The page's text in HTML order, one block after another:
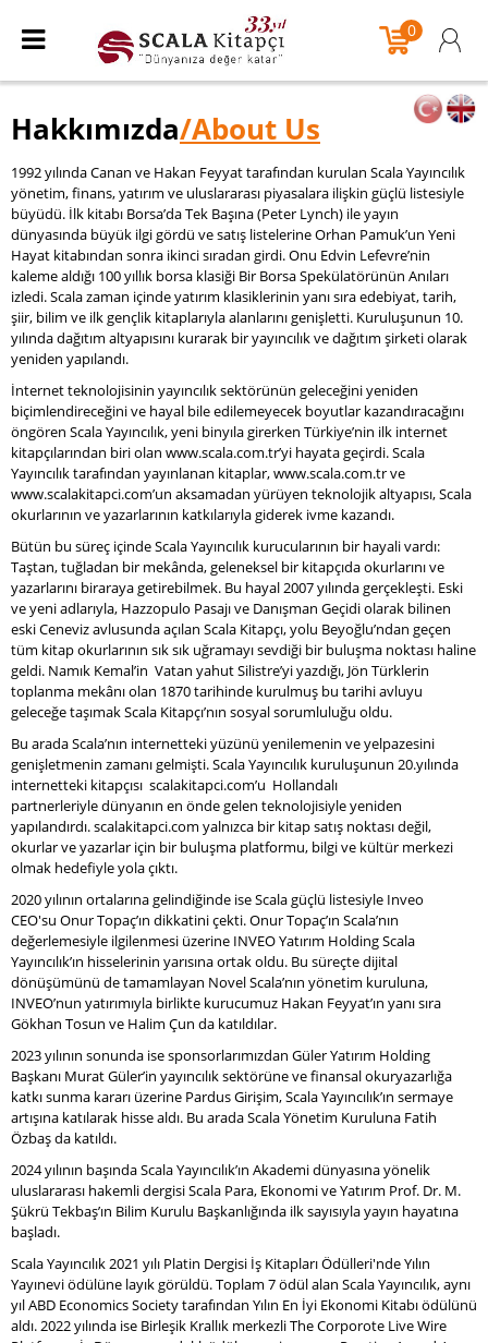
0
Hakkımızda/About Us
1992 yılında Canan ve Hakan Feyyat tarafından kurulan Scala Yayıncılık
yönetim, finans, yatırım ve uluslararası piyasalara ilişkin güçlü listesiyle
büyüdü. İlk kitabı Borsa’da Tek Başına (Peter Lynch) ile yayın
dünyasında büyük ilgi gördü ve satış listelerine Orhan Pamuk’un Yeni
Hayat kitabından sonra ikinci sıradan girdi. Onu Edvin Lefevre’nin
kaleme aldığı 100 yıllık borsa klasiği Bir Borsa Spekülatörünün Anıları
izledi. Scala zaman içinde yatırım klasiklerinin yanı sıra edebiyat, tarih,
şiir, bilim ve ilk gençlik kitaplarıyla alanlarını genişletti. Kuruluşunun 10.
yılında dağıtım altyapısını kurarak bir yayıncılık ve dağıtım şirketi olarak
yeniden yapılandı.
İnternet teknolojisinin yayıncılık sektörünün geleceğini yeniden
biçimlendireceğini ve hayal bile edilemeyecek boyutlar kazandıracağını
öngören Scala Yayıncılık, yeni binyıla girerken Türkiye’nin ilk internet
kitapçılarından biri olan www.scala.com.tr’yi hayata geçirdi. Scala
Yayıncılık tarafından yayınlanan kitaplar, www.scala.com.tr ve
www.scalakitapci.com’un aksamadan yürüyen teknolojik altyapısı, Scala
okurlarının ve yazarlarının katkılarıyla giderek ivme kazandı.
Bütün bu süreç içinde Scala Yayıncılık kurucularının bir hayali vardı:
Taştan, tuğladan bir mekânda, geleneksel bir kitapçıda okurlarını ve
yazarlarını biraraya getirebilmek. Bu hayal 2007 yılında gerçekleşti. Eski
ve yeni adlarıyla, Hazzopulo Pasajı ve Danışman Geçidi olarak bilinen
eski Ceneviz avlusunda açılan Scala Kitapçı, yolu Beyoğlu’ndan geçen
tüm kitap okurlarının sık sık uğramayı sevdiği bir buluşma noktası haline
geldi. Namık Kemal’in Vatan yahut Silistre’yi yazdığı, Jön Türklerin
toplanma mekânı olan 1870 tarihinde kurulmuş bu tarihi avluyu
geleceğe taşımak Scala Kitapçı’nın sosyal sorumluluğu oldu.
Bu arada Scala’nın internetteki yüzünü yenilemenin ve yelpazesini
genişletmenin zamanı gelmişti. Scala Yayıncılık kuruluşunun 20.yılında
internetteki kitapçısı scalakitapci.com’u Hollandalı
partnerleriyle dünyanın en önde gelen teknolojisiyle yeniden
yapılandırdı. scalakitapci.com yalnızca bir kitap satış noktası değil,
okurlar ve yazarlar için bir buluşma platformu, bilgi ve kültür merkezi
olmak hedefiyle yola çıktı.
2020 yılının ortalarına gelindiğinde ise Scala güçlü listesiyle Inveo
CEO'su Onur Topaç’ın dikkatini çekti. Onur Topaç’ın Scala’nın
değerlemesiyle ilgilenmesi üzerine INVEO Yatırım Holding Scala
Yayıncılık’ın hisselerinin yarısına ortak oldu. Bu süreçte dijital
dönüşümünü de tamamlayan Novel Scala’nın yönetim kuruluna,
INVEO’nun yatırımıyla birlikte kurucumuz Hakan Feyyat’ın yanı sıra
Gökhan Tosun ve Halim Çun da katıldılar.
2023 yılının sonunda ise sponsorlarımızdan Güler Yatırım Holding
Başkanı Murat Güler’in yayıncılık sektörüne ve finansal okuryazarlığa
katkı sunma kararı üzerine Pardus Girişim, Scala Yayıncılık’ın sermaye
artışına katılarak hisse aldı. Bu arada Scala Yönetim Kuruluna Fatih
Özbaş da katıldı.
2024 yılının başında Scala Yayıncılık’ın Akademi dünyasına yönelik
uluslararası hakemli dergisi Scala Para, Ekonomi ve Yatırım Prof. Dr. M.
Şükrü Tekbaş’ın Bilim Kurulu Başkanlığında ilk sayısıyla yayın hayatına
başladı.
Scala Yayıncılık 2021 yılı Platin Dergisi İş Kitapları Ödülleri'nde Yılın
Yayınevi ödülüne layık görüldü. Toplam 7 ödül alan Scala Yayıncılık, aynı
yıl ABD Economics Society tarafından Yılın En İyi Ekonomi Kitabı ödülünü
aldı. 2022 yılında ise Birleşik Krallık merkezli The Corporote Live Wire